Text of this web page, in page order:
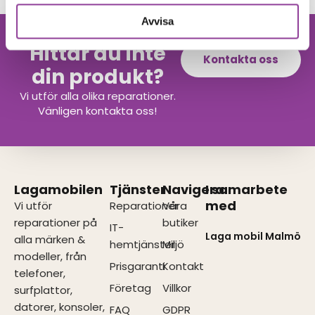
Avvisa
Hittar du inte
din produkt?
Vi utför alla olika reparationer.
Vänligen kontakta oss!
Kontakta oss
Lagamobilen
Vi utför
reparationer på
alla märken &
modeller, från
telefoner,
surfplattor,
datorer, konsoler,
Tjänster
Reparationer
IT-
hemtjänster
Prisgaranti
Företag
FAQ
Navigera
Våra
butiker
Miljö
Kontakt
Villkor
GDPR
I samarbete
med
Laga mobil Malmö